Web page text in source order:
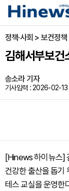
정책·사회 > 보건정책
김해서부보건
송소라 기자
기사입력 : 2026-02-
[Hinews 하이뉴스]
건강한 출산을 돕기
테스 교실을 운영한